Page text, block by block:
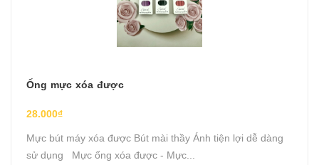
Ống mực xóa được
28.000₫
Mực bút máy xóa được Bút mài thầy Ánh tiện lợi dễ dàng
sử dụng Mực ống xóa được - Mực...